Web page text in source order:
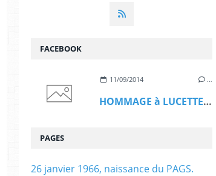
FACEBOOK
11/09/2014 …
HOMMAGE à LUCETTE HADJ ALI
PAGES
26 janvier 1966, naissance du PAGS.